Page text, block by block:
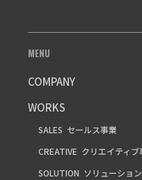
MENU
COMPANY
WORKS
SALES セールス事業
CREATIVE クリエイティブ
SOLUTION ソリューショ